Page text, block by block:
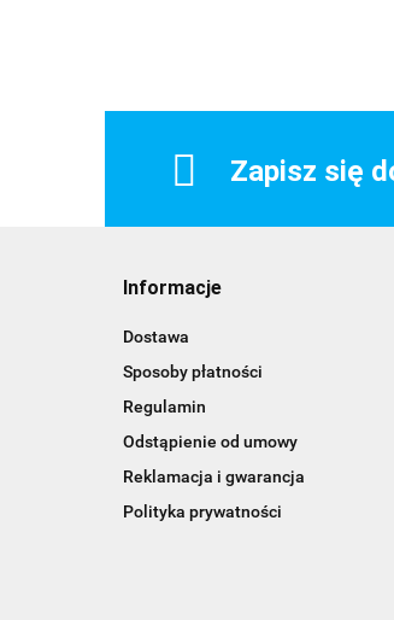
Zapisz się
Informacje
Dostawa
Sposoby płatności
Regulamin
Odstąpienie od umowy
Reklamacja i gwarancja
Polityka prywatności